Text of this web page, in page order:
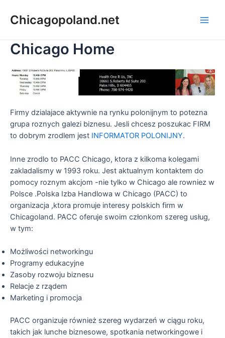
Chicagopoland.net
Chicago Home
Firmy dzialajace aktywnie na rynku polonijnym to potezna
grupa roznych galezi biznesu. Jesli chcesz poszukac FIRM
to dobrym zrodlem jest INFORMATOR POLONIJNY.
Inne zrodlo to PACC Chicago, ktora z kilkoma kolegami
zakladalismy w 1993 roku. Jest aktualnym kontaktem do
pomocy roznym akcjom -nie tylko w Chicago ale rowniez w
Polsce .Polska Izba Handlowa w Chicago (PACC) to
organizacja ,ktora promuje interesy polskich firm w
Chicagoland. PACC oferuje swoim członkom szereg usług,
w tym:
Możliwości networkingu
Programy edukacyjne
Zasoby rozwoju biznesu
Relacje z rządem
Marketing i promocja
PACC organizuje również szereg wydarzeń w ciągu roku,
takich jak lunche biznesowe, spotkania networkingowe i